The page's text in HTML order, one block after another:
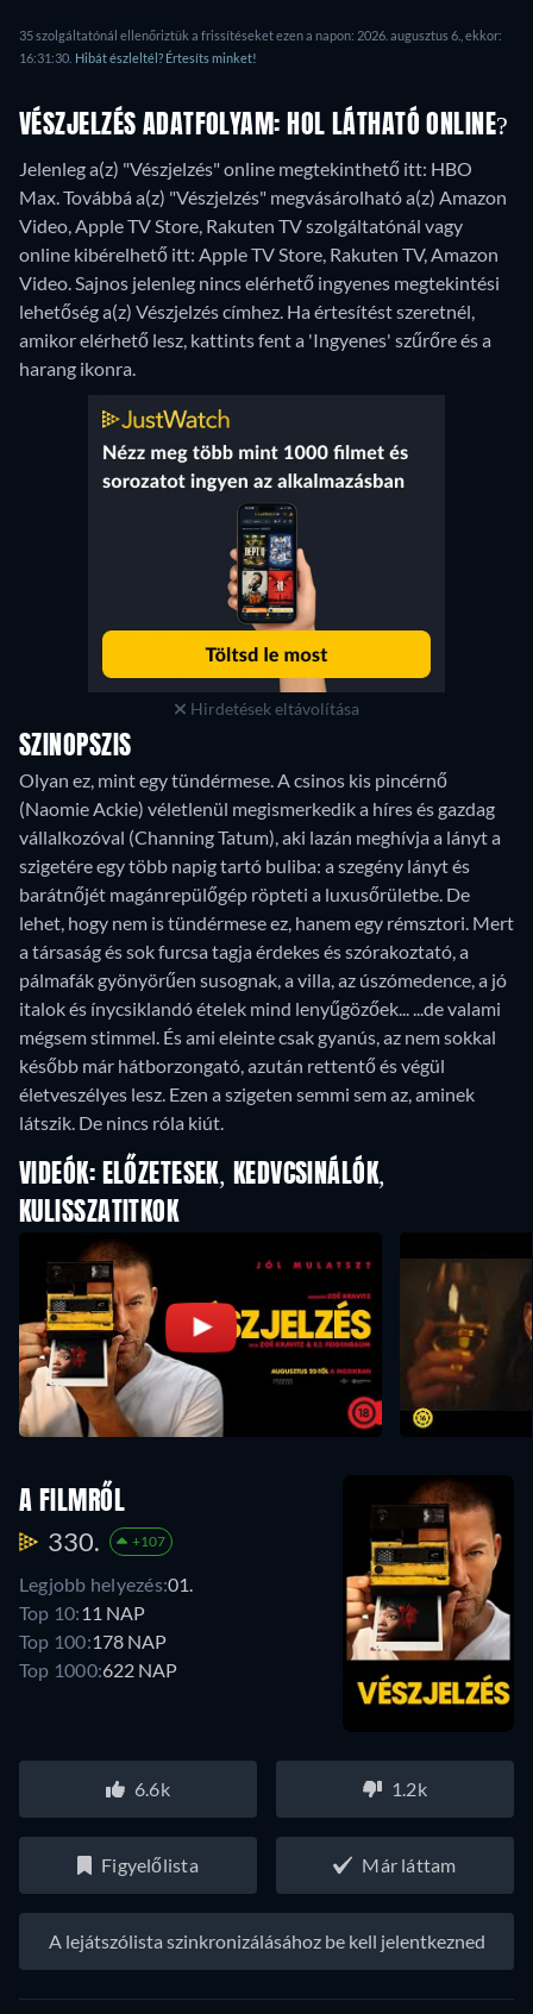
35 szolgáltatónál ellenőriztük a frissítéseket ezen a napon: 2026. augusztus 6., ekkor:
16:31:30. Hibát észleltél? Értesíts minket!
VÉSZJELZÉS ADATFOLYAM: HOL LÁTHATÓ ONLINE?
Jelenleg a(z) "Vészjelzés" online megtekinthető itt: HBO
Max. Továbbá a(z) "Vészjelzés" megvásárolható a(z) Amazon
Video, Apple TV Store, Rakuten TV szolgáltatónál vagy
online kibérelhető itt: Apple TV Store, Rakuten TV, Amazon
Video.Sajnos jelenleg nincs elérhető ingyenes megtekintési
lehetőség a(z) Vészjelzés címhez. Ha értesítést szeretnél,
amikor elérhető lesz, kattints fent a 'Ingyenes' szűrőre és a
harang ikonra.
Hirdetések eltávolítása
SZINOPSZIS
Olyan ez, mint egy tündérmese. A csinos kis pincérnő
(Naomie Ackie) véletlenül megismerkedik a híres és gazdag
vállalkozóval (Channing Tatum), aki lazán meghívja a lányt a
szigetére egy több napig tartó buliba: a szegény lányt és
barátnőjét magánrepülőgép röpteti a luxusőrületbe. De
lehet, hogy nem is tündérmese ez, hanem egy rémsztori. Mert
a társaság és sok furcsa tagja érdekes és szórakoztató, a
pálmafák gyönyörűen susognak, a villa, az úszómedence, a jó
italok és ínycsiklandó ételek mind lenyűgözőek... ...de valami
mégsem stimmel. És ami eleinte csak gyanús, az nem sokkal
később már hátborzongató, azután rettentő és végül
életveszélyes lesz. Ezen a szigeten semmi sem az, aminek
látszik. De nincs róla kiút.
VIDEÓK: ELŐZETESEK, KEDVCSINÁLÓK,
KULISSZATITKOK
A FILMRŐL
330. +107
Legjobb helyezés:01.
Top 10: 11 NAP
Top 100:178 NAP
Top 1000:622 NAP
6.6k 1.2k
Figyelőlista Már láttam
A lejátszólista szinkronizálásához be kell jelentkezned